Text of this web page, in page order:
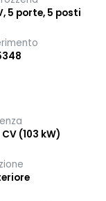
5 porte, 5 posti
CV (103 kW)